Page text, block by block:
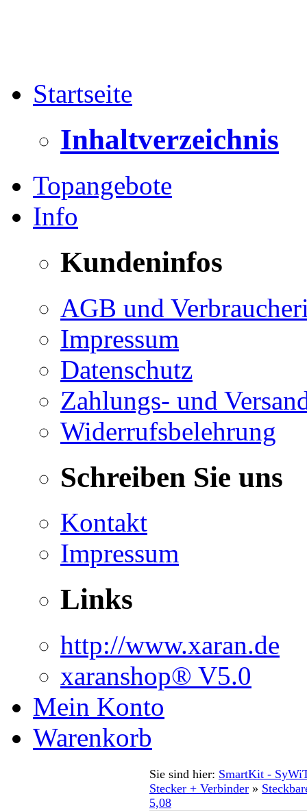
Startseite
Inhaltverzeichnis
Topangebote
Info
Kundeninfos
AGB und
Impressum
Datenschutz
Zahlungs- und
Widerrufsbelehrung
Schreiben Sie uns
Kontakt
Impressum
Links
http://www.xaran.de
xaranshop® V5.0
Mein Konto
Warenkorb
Sie sind hier: SmartKit -
Stecker + Verbinder »
5,08